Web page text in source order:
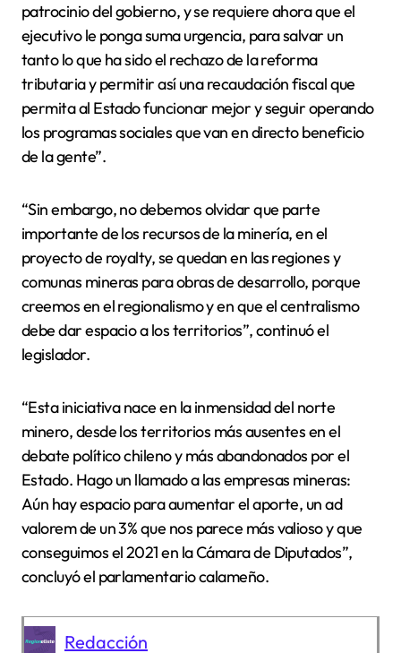
patrocinio del gobierno, y se requiere ahora que el
ejecutivo le ponga suma urgencia, para salvar un
tanto lo que ha sido el rechazo de la reforma
tributaria y permitir así una recaudación fiscal que
permita al Estado funcionar mejor y seguir operando
los programas sociales que van en directo beneficio
de la gente”.
“Sin embargo, no debemos olvidar que parte
importante de los recursos de la minería, en el
proyecto de royalty, se quedan en las regiones y
comunas mineras para obras de desarrollo, porque
creemos en el regionalismo y en que el centralismo
debe dar espacio a los territorios”, continuó el
legislador.
“Esta iniciativa nace en la inmensidad del norte
minero, desde los territorios más ausentes en el
debate político chileno y más abandonados por el
Estado. Hago un llamado a las empresas mineras:
Aún hay espacio para aumentar el aporte, un ad
valorem de un 3% que nos parece más valioso y que
conseguimos el 2021 en la Cámara de Diputados”,
concluyó el parlamentario calameño.
Redacción